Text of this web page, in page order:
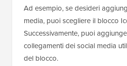
Ad esempio, se desideri
media, puoi scegliere il blocco
Successivamente, puoi
collegamenti dei social media
del blocco.